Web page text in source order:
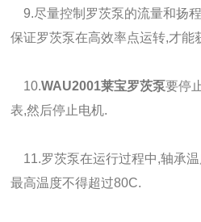
9.尽量控制罗茨泵的流量和扬
保证罗茨泵在高效率点运转,才能
10.WAU2001莱宝罗茨泵要停
表,然后停止电机.
11.罗茨泵在运行过程中,轴承
最高温度不得超过80C.